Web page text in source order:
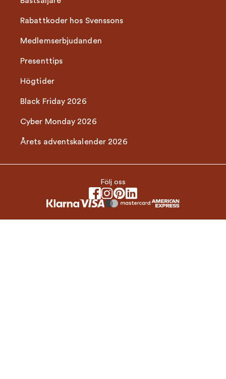
Rabattkoder hos Svenssons
Medlemserbjudanden
Presenttips
Högtider
Black Friday 2026
Cyber Monday 2026
Årets adventskalender 2026
Följ oss